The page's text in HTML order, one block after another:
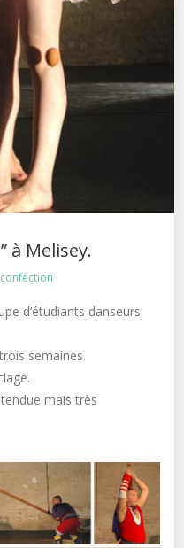
à Melisey.
d’étudiants danseurs
semaines.
mais très